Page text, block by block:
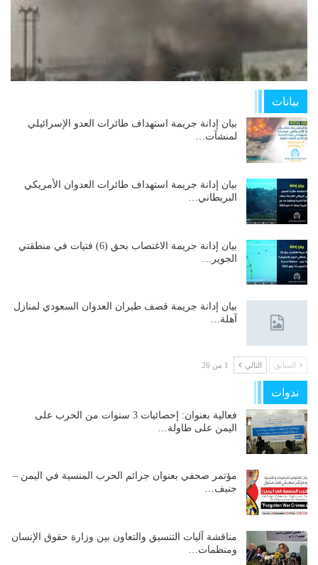
بيانات
بيان إدانة جريمة استهداف طائرات العدو الإسرائيلي
لمنشآت…
بيان إدانة جريمة استهداف طائرات العدوان الأمريكي
البريطاني…
بيان إدانة جريمة الاغتصاب بحق (6) فتيات في منطقتي
الجوير…
بيان إدانة جريمة قصف طيران العدوان السعودي لمنازل
آهلة…
السابق التالي 1 من 26
ندوات
فعالية بعنوان: إحصائيات 3 سنوات من الحرب على
اليمن على طاولة…
مؤتمر صحفي بعنوان جرائم الحرب المنسية في اليمن –
جنيف…
مناقشة آليات التنسيق والتعاون بين وزارة حقوق الإنسان
ومنظمات…